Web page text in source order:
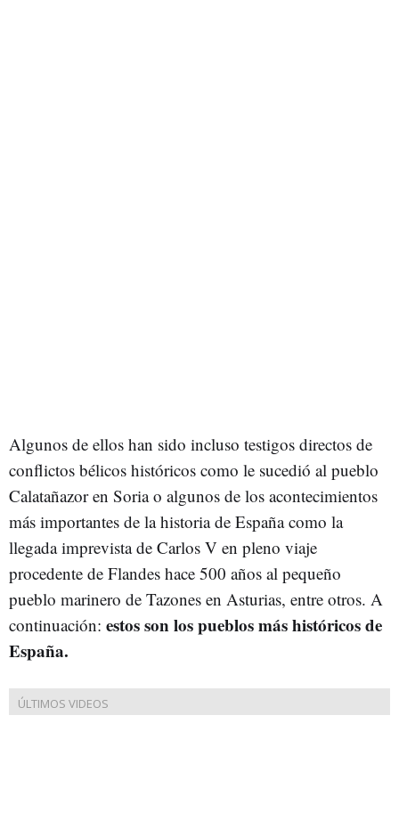
Algunos de ellos han sido incluso testigos directos de
conflictos bélicos históricos como le sucedió al pueblo
Calatañazor en Soria o algunos de los acontecimientos
más importantes de la historia de España como la
llegada imprevista de Carlos V en pleno viaje
procedente de Flandes hace 500 años al pequeño
pueblo marinero de Tazones en Asturias, entre otros. A
continuación: estos son los pueblos más históricos de
España.